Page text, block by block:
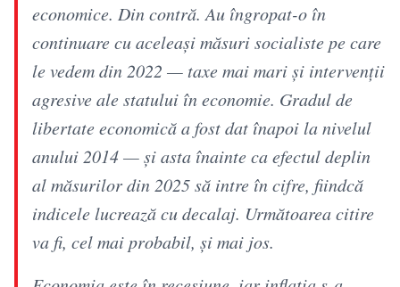
economice. Din contră. Au îngropat-o în
continuare cu aceleași măsuri socialiste pe care
le vedem din 2022 — taxe mai mari și intervenții
agresive ale statului în economie. Gradul de
libertate economică a fost dat înapoi la nivelul
anului 2014 — și asta înainte ca efectul deplin
al măsurilor din 2025 să intre în cifre, fiindcă
indicele lucrează cu decalaj. Următoarea citire
va fi, cel mai probabil, și mai jos.